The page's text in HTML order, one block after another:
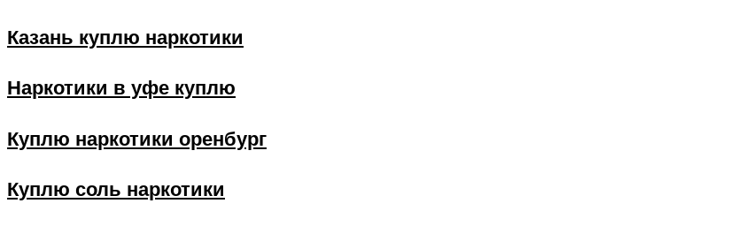
Казань куплю наркотики
Наркотики в уфе куплю
Куплю наркотики оренбург
Куплю соль наркотики